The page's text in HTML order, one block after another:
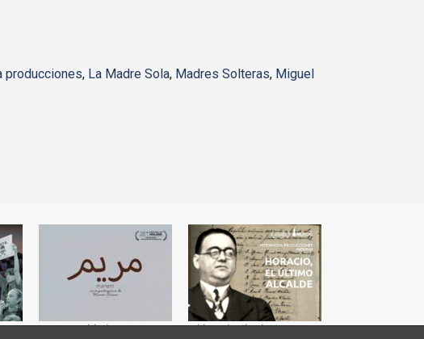
producciones, La Madre Sola, Madres Solteras, Miguel
Mariem Horacio, the last mayor No somos